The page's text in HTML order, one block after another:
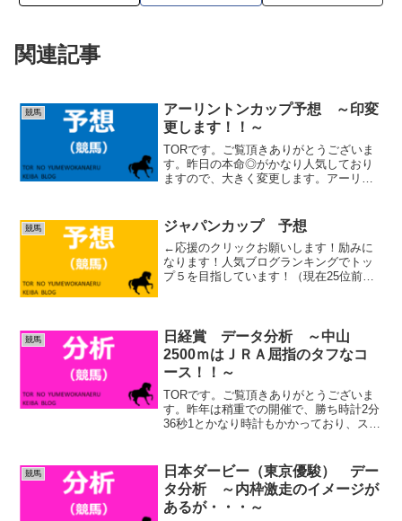
関連記事
競馬
アーリントンカップ予想 ～印変
更します！！～
TORです。ご覧頂きありがとうございま
す。昨日の本命◎がかなり人気しており
ますので、大きく変更します。アーリン
このレースで度々馬券になっている大穴
馬は、1200～...
競馬 ジャパンカップ 予想
←応援のクリックお願いします！励みに
なります！人気ブログランキングでトッ
プ５を目指しています！（現在25位前
が逃げ、離れた二番手...
競馬
日経賞 データ分析 ～中山
2500ｍはＪＲＡ屈指のタフなコ
ース！！～
TORです。ご覧頂きありがとうございま
す。昨年は稍重での開催で、勝ち時計2分
36秒1とかなり時計もかかっており、スタ
タフなコースです。脚の速い馬よりも、
スタミナとパ...
競馬
日本ダービー（東京優駿） デー
タ分析 ～内枠激走のイメージが
あるが・・・～